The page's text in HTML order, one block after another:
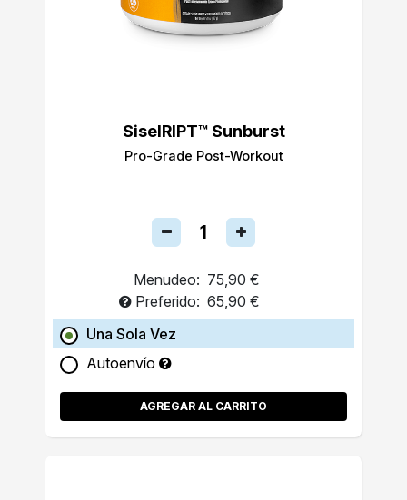
SiselRIPT™ Sunburst
Pro-Grade Post-Workout
Menudeo: 75,90 €
Preferido: 65,90 €
Una Sola Vez
Autoenvío
AGREGAR AL CARRITO